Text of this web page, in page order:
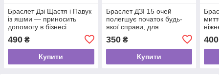
Браслет Дзі Щастя і Павук
із яшми — приносить
допомогу в бізнесі
490 ₴
Купити
Браслет ДЗІ 15 очей
полегшує початок будь-
якої справи, для
350₴
Купити
400